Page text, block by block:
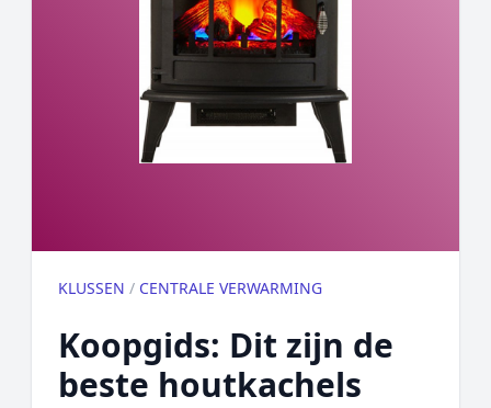
KLUSSEN / CENTRALE VERWARMING
Koopgids: Dit zijn de
beste houtkachels